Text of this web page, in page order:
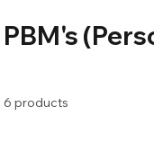
PBM's
6 products